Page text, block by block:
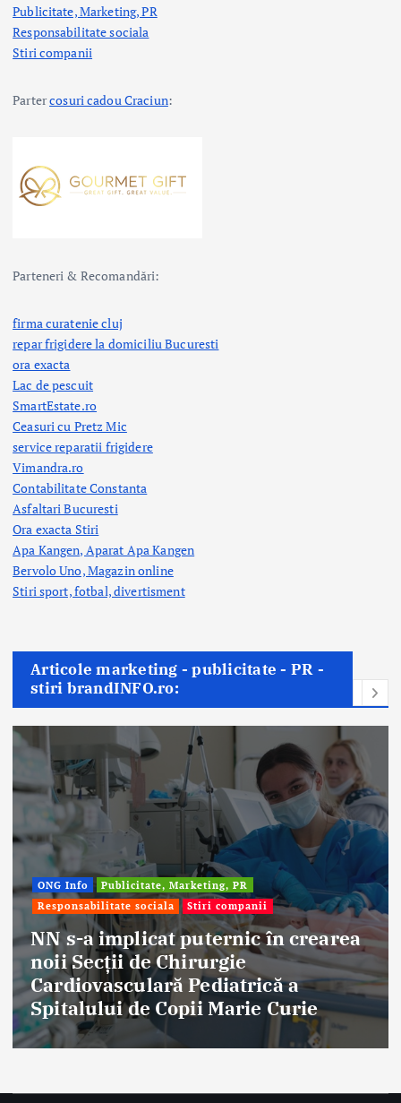
Publicitate, Marketing, PR
Responsabilitate sociala
Stiri companii
Partercosuri cadou Craciun:
Parteneri & Recomandări:
firma curatenie cluj
repar frigidere la domiciliu Bucuresti
ora exacta
Lac de pescuit
SmartEstate.ro
Ceasuri cu Pretz Mic
service reparatii frigidere
Vimandra.ro
Contabilitate Constanta
Asfaltari Bucuresti
Ora exacta Stiri
Apa Kangen, Aparat Apa Kangen
Bervolo Uno, Magazin online
Stiri sport, fotbal,divertisment
Articole marketing - publicitate - PR -
stiri brandINFO.ro:
Afaceri & Economie
Publicitate, Marketing, PR
Stiri companii
Eternal Beauty, fondată la Salonta, a
aniversat 30 de ani în industria
frumuseții